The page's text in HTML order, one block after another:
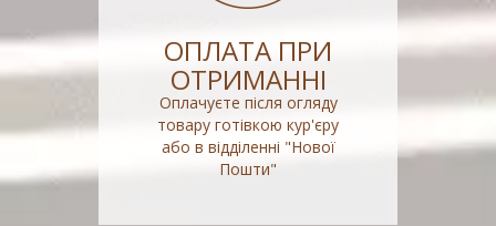
ОПЛАТА ПРИ
ОТРИМАННІ
Оплачуєте після огляду
товару готівкою кур'єру
або в відділенні "Нової
Пошти"